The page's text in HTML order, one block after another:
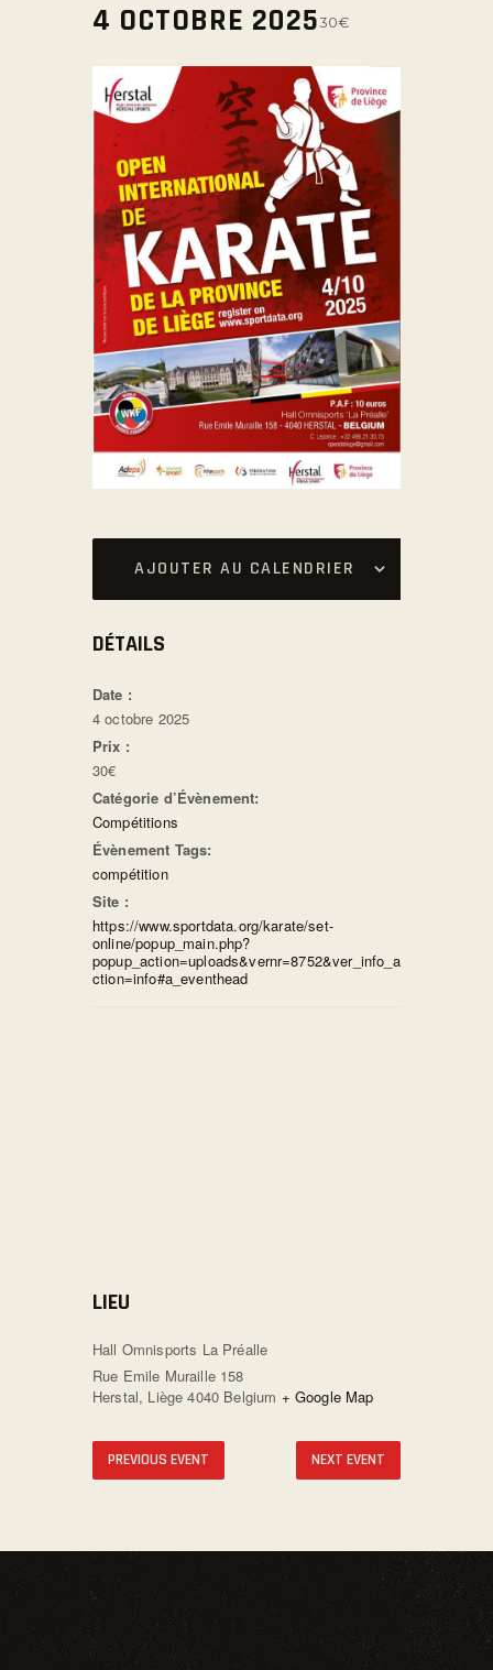
4 OCTOBRE 202530€
AJOUTER AU CALENDRIER
DÉTAILS
Date :
4 octobre 2025
Prix :
30€
Catégorie d’Évènement:
Compétitions
Évènement Tags:
compétition
Site :
https://www.sportdata.org/karate/set-
online/popup_main.php?
popup_action=uploads&vernr=8752&ver_info_a
ction=info#a_eventhead
LIEU
Hall Omnisports La Préalle
Rue Emile Muraille 158
Herstal, Liège 4040 Belgium + Google Map
PREVIOUS EVENT NEXT EVENT